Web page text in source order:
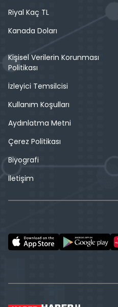
Riyal Kaç TL
Kanada Doları
Kişisel Verilerin Korunması
Politikası
İzleyici Temsilcisi
Kullanım Koşulları
Aydınlatma Metni
Çerez Politikası
Biyografi
İletişim